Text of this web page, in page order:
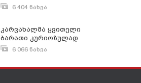
ბარათი6 404 ნახვა
კარვახალმა ყვითელი
ბარათი კურიოზულად
მიიღო6 066 ნახვა